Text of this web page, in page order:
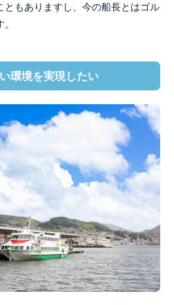
ともありますし、今の船長とはゴル
環境を実現したい